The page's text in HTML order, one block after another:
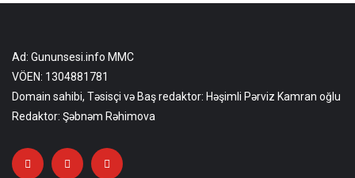
Ad: Gununsesi.info MMC
VÖEN: 1304881781
Domain sahibi, Təsisçi və Baş redaktor: Həşimli Pərviz Kamran oğlu
Redaktor: Şəbnəm Rəhimova